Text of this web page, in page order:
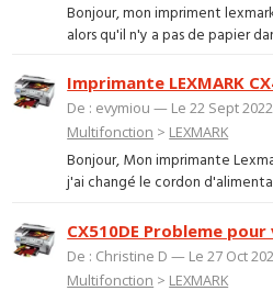
Bonjour, mon impriment
alors qu'il n'y a pas de papier
Imprimante LEXMARK
De : evymiou — Le 22 Sept
Multifonction > LEXMARK
Bonjour, Mon imprimante
j'ai changé le cordon
CX510DE Probleme pour
De : Christine D — Le 27 Oct
Multifonction > LEXMARK